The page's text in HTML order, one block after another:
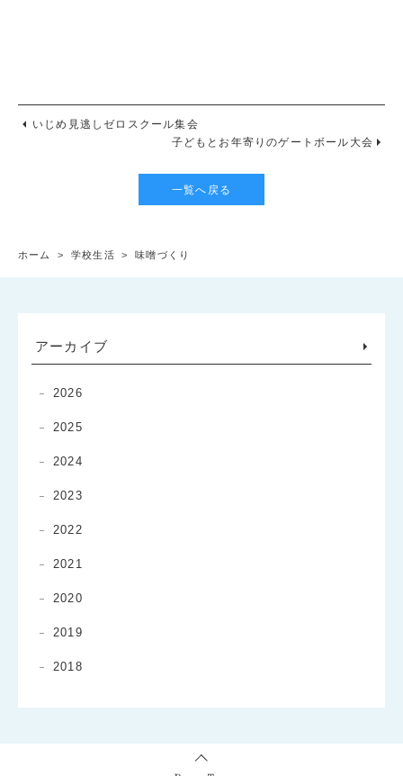
いじめ見逃しゼロスクール集会
子どもとお年寄りのゲートボール大会
一覧へ戻る
ホーム > 学校生活 > 味噌づくり
アーカイブ
2026
2025
2024
2023
2022
2021
2020
2019
2018